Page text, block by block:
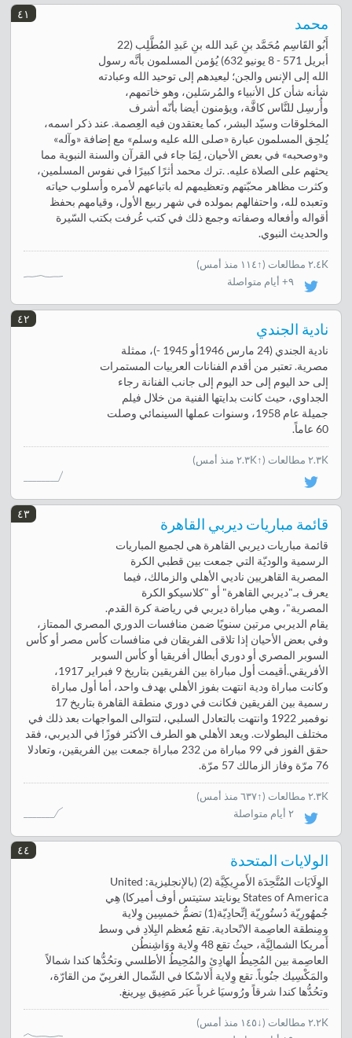
٤١
محمد
أَبُو القَاسِم مُحَمَّد بنِ عَبد الله بنِ عَبدِ المُطَّلِب (22
أبريل 571 - 8 يونيو 632) يُؤمن المسلمون بأنَّه رسول
الله إلى الإنس والجن؛ ليعيدهم إلى توحيد الله وعبادته
شأنه شأن كل الأنبياء والمُرسَلين، وهو خاتمهم،
وأُرسِل للنَّاس كافَّة، ويؤمنون أيضا بأنّه أشرف
المخلوقات وسيّد البشر، كما يعتقدون فيه العِصمة. عند ذكر اسمه،
يُلحِق المسلمون عبارة «‌صلى الله عليه وسلم» مع إضافة «وآله»
و«وصحبه» في بعض الأحيان، لِمَا جاء في القرآن والسنة النبوية مما
يحثهم على الصلاة عليه. .ترك محمد أثرًا كبيرًا في نفوس المسلمين،
وكثرت مظاهر محبّتهم وتعظيمهم له باتباعهم لأمره وأسلوب حياته
وتعبده لله، واحتفالهم بمولده في شهر ربيع الأول، وقيامهم بحفظ
أقواله وأفعاله وصفاته وجمع ذلك في كتب عُرفت بكتب السّيرة
والحديث النبوي.
٢.٤K مطالعات (↑١١٤ منذ أمس
)
٩+ أيام متواصلة
٤٢
نادية الجندي
نادية الجندي (24 مارس 1946أو 1945 -)، ممثلة
مصرية. تعتبر من أقدم الفنانات العربيات المستمرات
إلى حد اليوم إلى حد اليوم إلى جانب الفنانة رجاء
الجداوي، حيث كانت بدايتها الفنية من خلال فيلم
جميلة عام 1958، وسنوات عملها السينمائي وصلت
60 عاماً.
٢.٣K مطالعات (↑٢.٣K منذ أمس)
٤٣
قائمة مباريات ديربي القاهرة
قائمة مباريات ديربي القاهرة هي لجميع المباريات
الرسمية والوديّة التي جمعت بين قطبي الكرة
المصرية القاهريين ناديي الأهلي والزمالك، فيما
يعرف بـ"ديربي القاهرة" أو "كلاسيكو الكرة
المصرية"، وهي مباراة ديربي في رياضة كرة القدم.
يقام الديربي مرتين سنويًا ضمن منافسات الدوري المصري الممتاز،
وفي بعض الأحيان إذا تلاقى الفريقان في منافسات كأس مصر أو كأس
السوبر المصري أو دوري أبطال أفريقيا أو كأس السوبر
الأفريقي.أقيمت أول مباراة بين الفريقين بتاريخ 9 فبراير 1917،
وكانت مباراة ودية انتهت بفوز الأهلي بهدف واحد، أما أول مباراة
رسمية بين الفريقين فكانت في دوري منطقة القاهرة بتاريخ 17
نوفمبر 1922 وانتهت بالتعادل السلبي، لتتوالى المواجهات بعد ذلك في
مختلف البطولات. ويعد الأهلي هو الطرف الأكثر فوزًا في الديربي، فقد
حقق الفوز في 99 مباراة من 232 مباراة جمعت بين الفريقين، وتعادلا
76 مرّة وفاز الزمالك 57 مرّة.
٢.٣K مطالعات (↑٦٣٧ منذ أمس
)
٢ أيام متواصلة
٤٤
الولايات المتحدة
الوِلَايَات المُتَّحِدَة الأَمرِيكِيَّة (2) (بالإنجليزية: United
States of America يونايتد ستيتس أوف أميركا) هِي
جُمهُورِيّة دُستُورِيّة اِتِّحادِيّة(1) تضمُّ خمسِين وِلاية
ومِنطقة العاصِمة الاتّحادية. تقع مُعظم البِلادِ في وسط
أَمريكا الشمالِيَّة، حيثُ تقع 48 وِلاية ووَاشِنطُن
العاصِمة بين المُحِيطُ الهادِئ والمُحِيطُ الأطلسي وتحُدُّها كندا شمالاً
والمَكْسِيك جنُوباً. تقع وِلاية أَلاسْكا في الشّمال الغربِيّ من القارّة،
وتحُدُّها كندا شرقاً ورُوسيَا غرباً عبَر مَضِيق بيِرينغ.
٢.٢K مطالعات (↓١٤٥ منذ أمس
)